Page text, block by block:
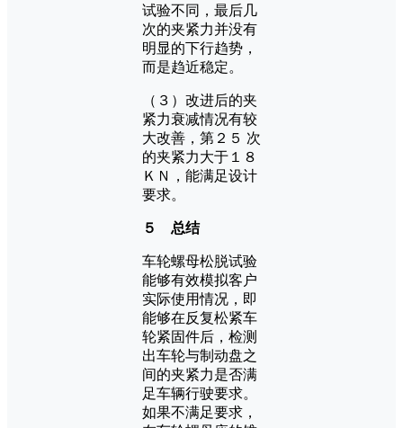
试验不同，最后几
次的夹紧力并没有
明显的下行趋势，
而是趋近稳定。
（３）改进后的夹
紧力衰减情况有较
大改善，第２５ 次
的夹紧力大于１８
ＫＮ，能满足设计
要求。
５ 总结
车轮螺母松脱试验
能够有效模拟客户
实际使用情况，即
能够在反复松紧车
轮紧固件后，检测
出车轮与制动盘之
间的夹紧力是否满
足车辆行驶要求。
如果不满足要求，